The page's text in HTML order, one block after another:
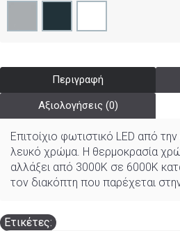
Περιγραφή
Αξιολογήσεις (0)
Επιτοίχιο φωτιστικό LED από
λευκό χρώμα. Η θερμοκρασία
αλλάξει από 3000K σε 6000K
τον διακόπτη που παρέχεται
Ετικέτες: